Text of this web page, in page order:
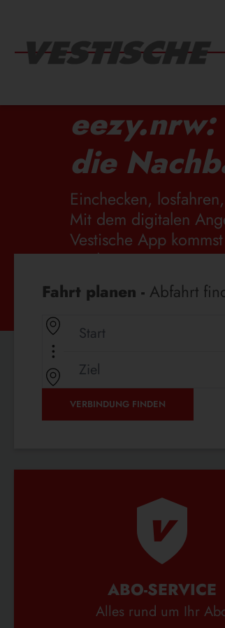
die
Einchecken,
Mit dem digitalen
Vestische App
Stadt.
Fahrt planen - Abfahrt
VERBINDUNG FINDEN
ABO-SERVICE
Alles rund um Ihr